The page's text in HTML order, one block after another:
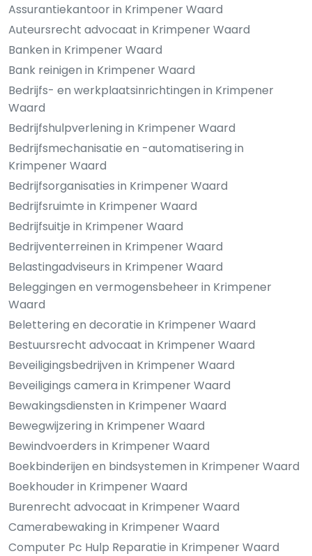
Assurantiekantoor in Krimpener Waard
Auteursrecht advocaat in Krimpener Waard
Banken in Krimpener Waard
Bank reinigen in Krimpener Waard
Bedrijfs- en werkplaatsinrichtingen in Krimpener
Waard
Bedrijfshulpverlening in Krimpener Waard
Bedrijfsmechanisatie en -automatisering in
Krimpener Waard
Bedrijfsorganisaties in Krimpener Waard
Bedrijfsruimte in Krimpener Waard
Bedrijfsuitje in Krimpener Waard
Bedrijventerreinen in Krimpener Waard
Belastingadviseurs in Krimpener Waard
Beleggingen en vermogensbeheer in Krimpener
Waard
Belettering en decoratie in Krimpener Waard
Bestuursrecht advocaat in Krimpener Waard
Beveiligingsbedrijven in Krimpener Waard
Beveiligings camera in Krimpener Waard
Bewakingsdiensten in Krimpener Waard
Bewegwijzering in Krimpener Waard
Bewindvoerders in Krimpener Waard
Boekbinderijen en bindsystemen in Krimpener Waard
Boekhouder in Krimpener Waard
Burenrecht advocaat in Krimpener Waard
Camerabewaking in Krimpener Waard
Computer Pc Hulp Reparatie in Krimpener Waard